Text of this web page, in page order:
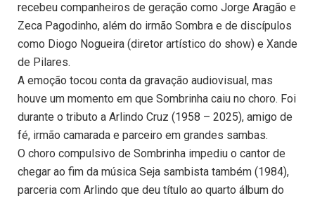
recebeu companheiros de geração como Jorge Aragão e
Zeca Pagodinho, além do irmão Sombra e de discípulos
como Diogo Nogueira (diretor artístico do show) e Xande
de Pilares.
A emoção tocou conta da gravação audiovisual, mas
houve um momento em que Sombrinha caiu no choro. Foi
durante o tributo a Arlindo Cruz (1958 – 2025), amigo de
fé, irmão camarada e parceiro em grandes sambas.
O choro compulsivo de Sombrinha impediu o cantor de
chegar ao fim da música Seja sambista também (1984),
parceria com Arlindo que deu título ao quarto álbum do